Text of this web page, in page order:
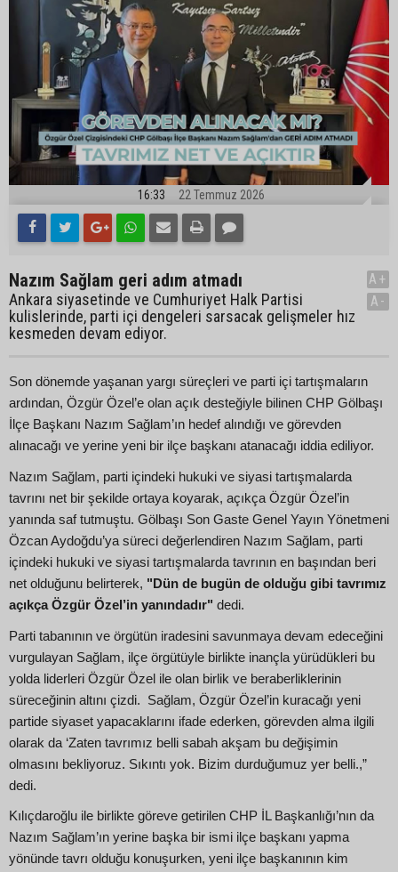
16:33 22 Temmuz 2026
Nazım Sağlam geri adım atmadı
Ankara siyasetinde ve Cumhuriyet Halk Partisi
kulislerinde, parti içi dengeleri sarsacak gelişmeler hız
kesmeden devam ediyor.
A+
A-
Son dönemde yaşanan yargı süreçleri ve parti içi tartışmaların
ardından, Özgür Özel’e olan açık desteğiyle bilinen CHP Gölbaşı
İlçe Başkanı Nazım Sağlam’ın hedef alındığı ve görevden
alınacağı ve yerine yeni bir ilçe başkanı atanacağı iddia ediliyor.
Nazım Sağlam, parti içindeki hukuki ve siyasi tartışmalarda
tavrını net bir şekilde ortaya koyarak, açıkça Özgür Özel’in
yanında saf tutmuştu. Gölbaşı Son Gaste Genel Yayın Yönetmeni
Özcan Aydoğdu’ya süreci değerlendiren Nazım Sağlam, parti
içindeki hukuki ve siyasi tartışmalarda tavrının en başından beri
net olduğunu belirterek, "Dün de bugün de olduğu gibi tavrımız
açıkça Özgür Özel’in yanındadır" dedi.
Parti tabanının ve örgütün iradesini savunmaya devam edeceğini
vurgulayan Sağlam, ilçe örgütüyle birlikte inançla yürüdükleri bu
yolda liderleri Özgür Özel ile olan birlik ve beraberliklerinin
süreceğinin altını çizdi. Sağlam, Özgür Özel’in kuracağı yeni
partide siyaset yapacaklarını ifade ederken, görevden alma ilgili
olarak da ‘Zaten tavrımız belli sabah akşam bu değişimin
olmasını bekliyoruz. Sıkıntı yok. Bizim durduğumuz yer belli.,”
dedi.
Kılıçdaroğlu ile birlikte göreve getirilen CHP İL Başkanlığı’nın da
Nazım Sağlam’ın yerine başka bir ismi ilçe başkanı yapma
yönünde tavrı olduğu konuşurken, yeni ilçe başkanının kim